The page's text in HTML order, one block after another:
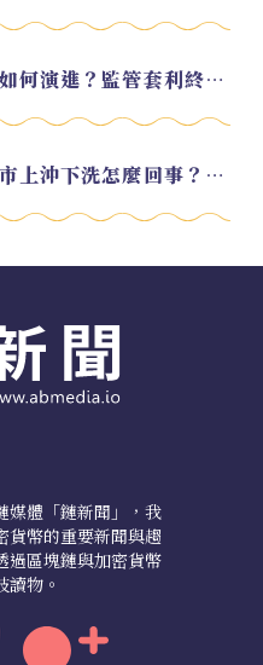
EP.217 美元穩定幣未來會如何演進？監管套利終將收斂？feat. 研究員 余哲安
EP.213 川普大攪局：袋鼠市上沖下洗怎麼回事？feat. Alvin
媒體「鏈新聞」，我
貨幣的重要新聞與趨
過區塊鏈與加密貨幣
讀物。